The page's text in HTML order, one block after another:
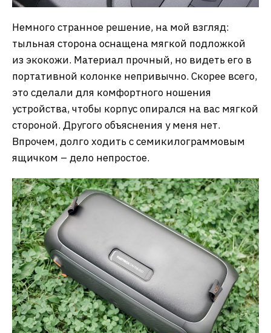
Немного странное решение, на мой взгляд:
тыльная сторона оснащена мягкой подложкой
из экокожи. Материал прочный, но видеть его в
портативной колонке непривычно. Скорее всего,
это сделали для комфортного ношения
устройства, чтобы корпус опирался на вас мягкой
стороной. Другого объяснения у меня нет.
Впрочем, долго ходить с семикилограммовым
ящичком – дело непростое.